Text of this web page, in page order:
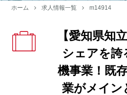
ホーム 求人情報一覧 m14914
【愛知県知
シェアを誇
機事業！既
業がメイン